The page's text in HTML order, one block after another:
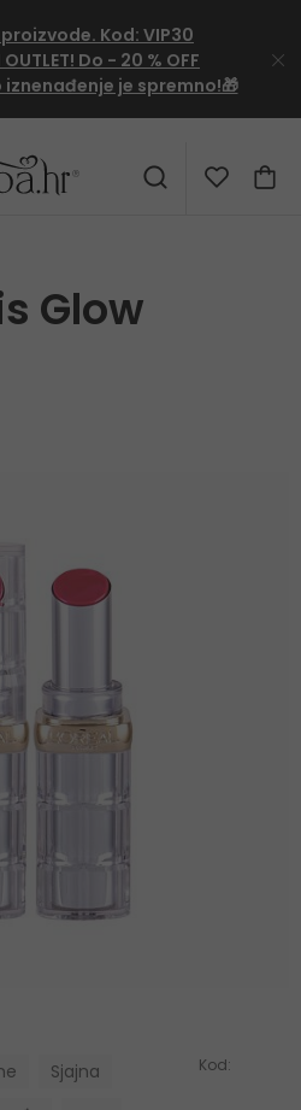
proizvode. Kod: VIP30
Do - 20 % OFF
iznenađenje je spremno!🎁
Glow
Sjajna
Kod: